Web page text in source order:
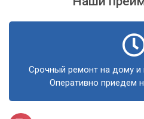
Срочный ремонт на дому и
Оперативно приедем